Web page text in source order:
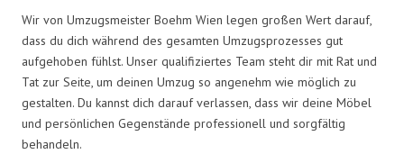
Wir von Umzugsmeister Boehm Wien legen großen Wert darauf,
dass du dich während des gesamten Umzugsprozesses gut
aufgehoben fühlst. Unser qualifiziertes Team steht dir mit Rat und
Tat zur Seite, um deinen Umzug so angenehm wie möglich zu
gestalten. Du kannst dich darauf verlassen, dass wir deine Möbel
und persönlichen Gegenstände professionell und sorgfältig
behandeln.